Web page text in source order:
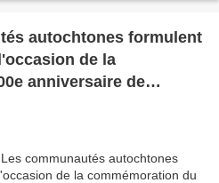
autochtones formulent
de la
anniversaire de